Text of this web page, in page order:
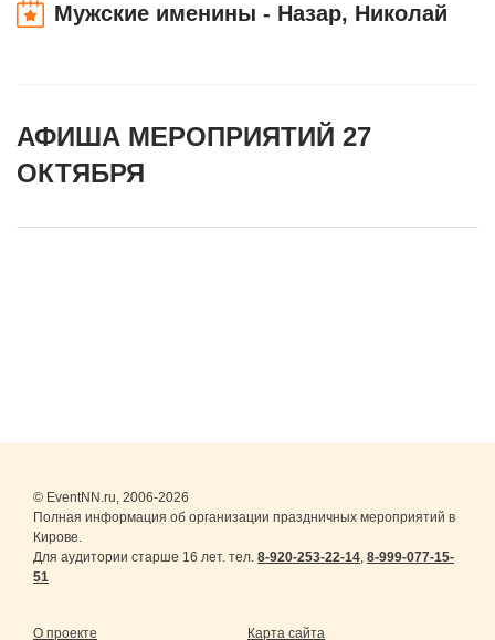
Мужские именины - Назар, Николай
АФИША МЕРОПРИЯТИЙ 27
ОКТЯБРЯ
© EventNN.ru, 2006-2026
Полная информация об организации праздничных мероприятий в
Кирове.
Для аудитории старше 16 лет. тел. 8-920-253-22-14, 8-999-077-15-
51
О проекте Карта сайта